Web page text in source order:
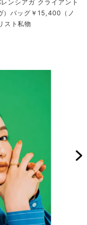
ンシアガ クライアント
）バッグ￥15,400（ノ
スト私物